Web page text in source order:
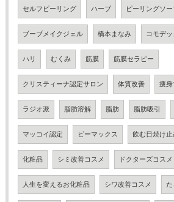
セルフピーリング ハーブ ピーリングソー
ブーブメイクジェル 橋本まなみ コモデッ
ハリ むくみ 筋膜 筋膜セラピー
クリスティーナ認定サロン 体質改善 痩身
ラジオ派 脂肪溶解 脂肪 脂肪吸引
マッコイ認定 ビーマックス 飲む日焼け止
化粧品 シミ改善コスメ ドクターズコスメ
人生を変えるお化粧品 シワ改善コスメ